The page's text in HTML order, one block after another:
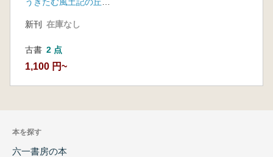
新刊 在庫なし
古書 2 点
1,100 円~
本を探す
六一書房の本